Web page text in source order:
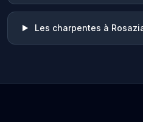
Les charpentes à